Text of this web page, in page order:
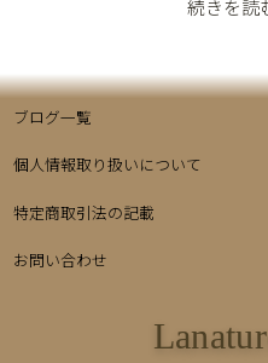
続きを読
ブログ一覧
個人情報取り扱いについて
特定商取引法の記載
お問い合わせ